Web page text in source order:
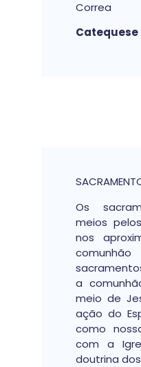
Correa
Catequese
Os
meios
nos
a
meio de
ação do
como
com a
doutrina